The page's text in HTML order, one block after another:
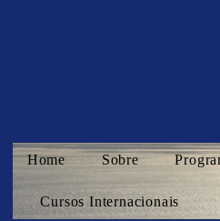
Home Sobre
Cursos Internacionais